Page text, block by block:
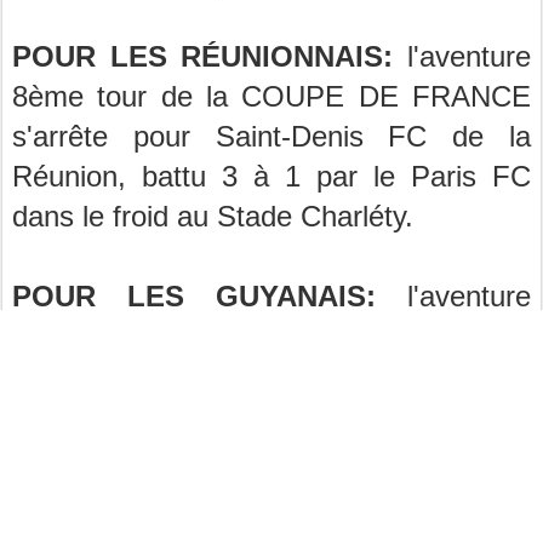
POUR LES RÉUNIONNAIS: l'aventure
8ème tour de la COUPE DE FRANCE
s'arrête pour Saint-Denis FC de la
Réunion, battu 3 à 1 par le Paris FC
dans le froid au Stade Charléty.
POUR LES GUYANAIS: l'aventure